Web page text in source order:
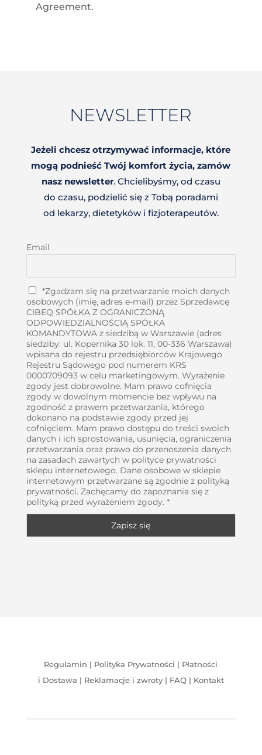
Agreement.
NEWSLETTER
Jeżeli chcesz otrzymywać informacje, które
mogą podnieść Twój komfort życia, zamów
nasz newsletter. Chcielibyśmy, od czasu
do czasu, podzielić się z Tobą poradami
od lekarzy, dietetyków i fizjoterapeutów.
Email
*Zgadzam się na przetwarzanie moich danych
osobowych (imię, adres e-mail) przez Sprzedawcę
CIBEQ SPÓŁKA Z OGRANICZONĄ
ODPOWIEDZIALNOŚCIĄ SPÓŁKA
KOMANDYTOWA z siedzibą w Warszawie (adres
siedziby: ul. Kopernika 30 lok. 11, 00-336 Warszawa)
wpisana do rejestru przedsiębiorców Krajowego
Rejestru Sądowego pod numerem KRS
0000709093 w celu marketingowym. Wyrażenie
zgody jest dobrowolne. Mam prawo cofnięcia
zgody w dowolnym momencie bez wpływu na
zgodność z prawem przetwarzania, którego
dokonano na podstawie zgody przed jej
cofnięciem. Mam prawo dostępu do treści swoich
danych i ich sprostowania, usunięcia, ograniczenia
przetwarzania oraz prawo do przenoszenia danych
na zasadach zawartych w polityce prywatności
sklepu internetowego. Dane osobowe w sklepie
internetowym przetwarzane są zgodnie z polityką
prywatności. Zachęcamy do zapoznania się z
polityką przed wyrażeniem zgody. *
Regulamin | Polityka Prywatności | Płatności
i Dostawa | Reklamacje i zwroty | FAQ| Kontakt